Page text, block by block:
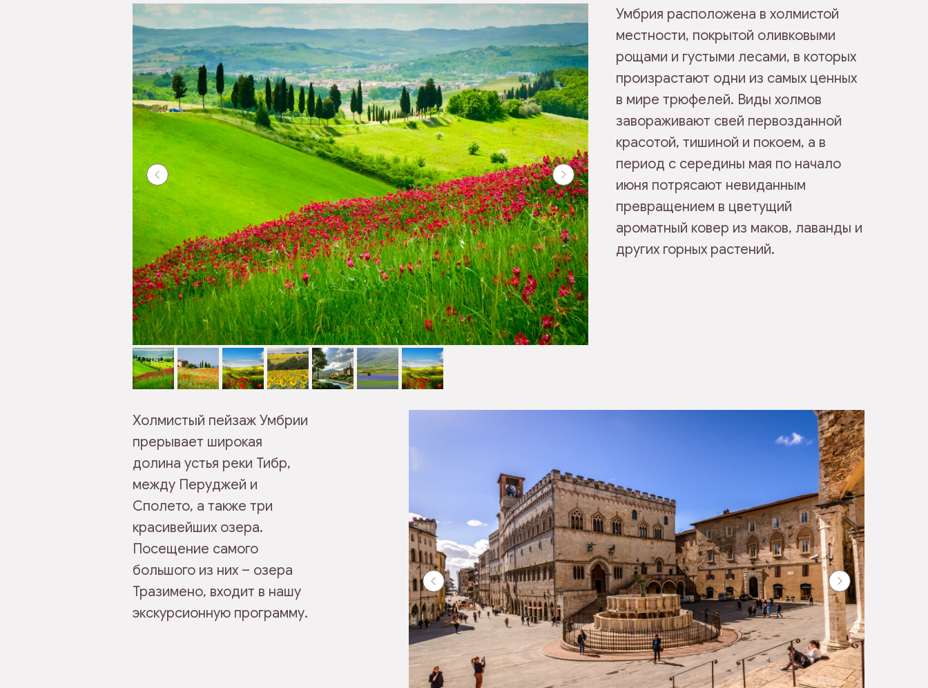
Умбрия расположена в холмистой
местности, покрытой оливковыми
рощами и густыми лесами, в которых
произрастают одни из самых ценных
в мире трюфелей. Виды холмов
завораживают свей первозданной
красотой, тишиной и покоем, а в
период с середины мая по начало
июня потрясают невиданным
превращением в цветущий
ароматный ковер из маков, лаванды и
других горных растений.
Холмистый пейзаж Умбрии
прерывает широкая
долина устья реки Тибр,
между Перуджей и
Сполето, а также три
красивейших озера.
Посещение самого
большого из них – озера
Тразимено, входит в нашу
экскурсионную программу.